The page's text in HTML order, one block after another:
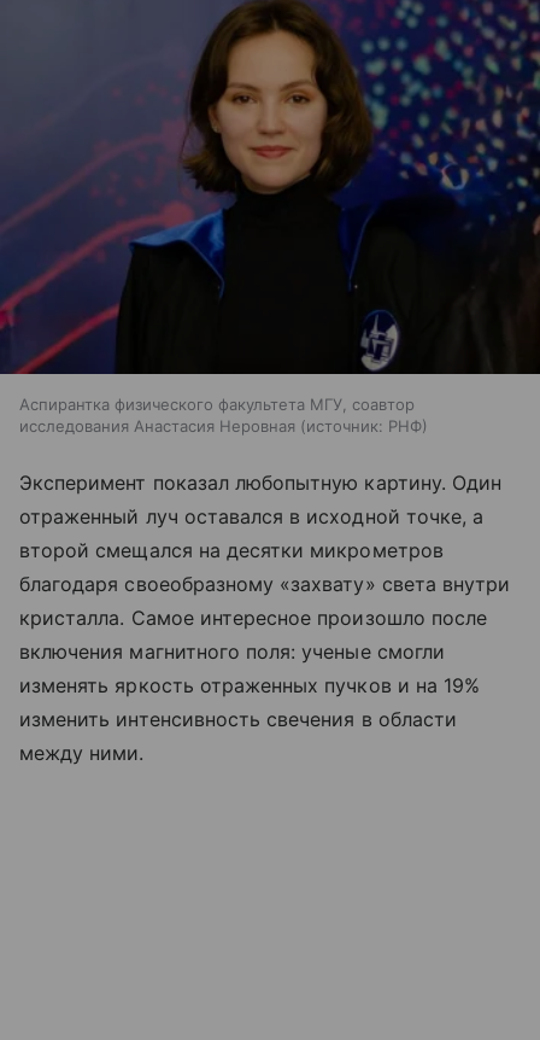
Аспирантка физического факультета МГУ, соавтор
исследования Анастасия Неровная
источник: РНФ
Эксперимент показал любопытную картину. Один
отраженный луч оставался в исходной точке, а
второй смещался на десятки микрометров
благодаря своеобразному «захвату» света внутри
кристалла. Самое интересное произошло после
включения магнитного поля: ученые смогли
изменять яркость отраженных пучков и на 19%
изменить интенсивность свечения в области
между ними.